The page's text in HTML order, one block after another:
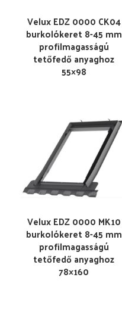
Velux EDZ 0000 CK04
burkolókeret 8-45 mm
profilmagasságú
tetőfedő anyaghoz
55×98
Velux EDZ 0000 MK10
burkolókeret 8-45 mm
profilmagasságú
tetőfedő anyaghoz
78×160